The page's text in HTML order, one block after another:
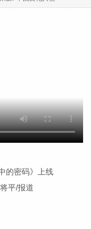
的密码》上线
平/报道